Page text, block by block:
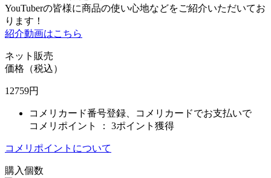
YouTuberの皆様に商品の使い心地などをご紹介いただいてお
ります！
紹介動画はこちら
ネット販売
価格（税込）
12759円
コメリカード番号登録、コメリカードでお支払いで
コメリポイント ： 3ポイント獲得
コメリポイントについて
購入個数